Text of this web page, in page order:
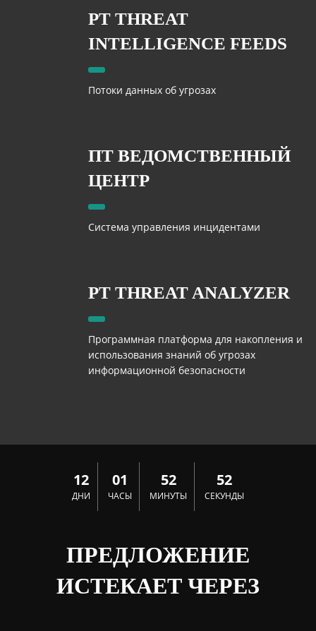
PT THREAT
INTELLIGENCE FEEDS
Потоки данных об угрозах
ПТ ВЕДОМСТВЕННЫЙ
ЦЕНТР
Система управления инцидентами
PT THREAT ANALYZER
Программная платформа для накопления и
использования знаний об угрозах
информационной безопасности
12
ДНИ
01
ЧАСЫ
52
МИНУТЫ
52
СЕКУНДЫ
ПРЕДЛОЖЕНИЕ
ИСТЕКАЕТ ЧЕРЕЗ